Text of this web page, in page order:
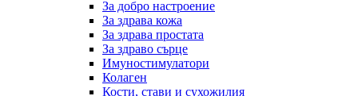
За добро настроение
За здрава кожа
За здрава простата
За здраво сърце
Имуностимулатори
Колаген
Кости, стави и сухожилия